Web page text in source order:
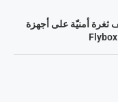
ثغرة أمنيّة على أجهزة